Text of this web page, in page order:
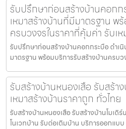
รับปรึกษาก่อนสร้างบ้านคอกก
เหมาสร้างบ้านที่มีมาตรฐาน พ
ครบวงจรในราคาที่คุ้มค่า รับเ
รับปรึกษาก่อนสร้างบ้านคอกกระบือ ดำเ
มาตรฐาน พร้อมบริการรับสร้างบ้านครบว
รับสร้างบ้านหนองเสือ รับสร้
เหมาสร้างบ้านราคาถูก ทั่วไทย
รับสร้างบ้านหนองเสือ รับสร้างบ้านโมเดิ
โนเวทบ้าน รับต่อเติมบ้าน บริการออกแบ